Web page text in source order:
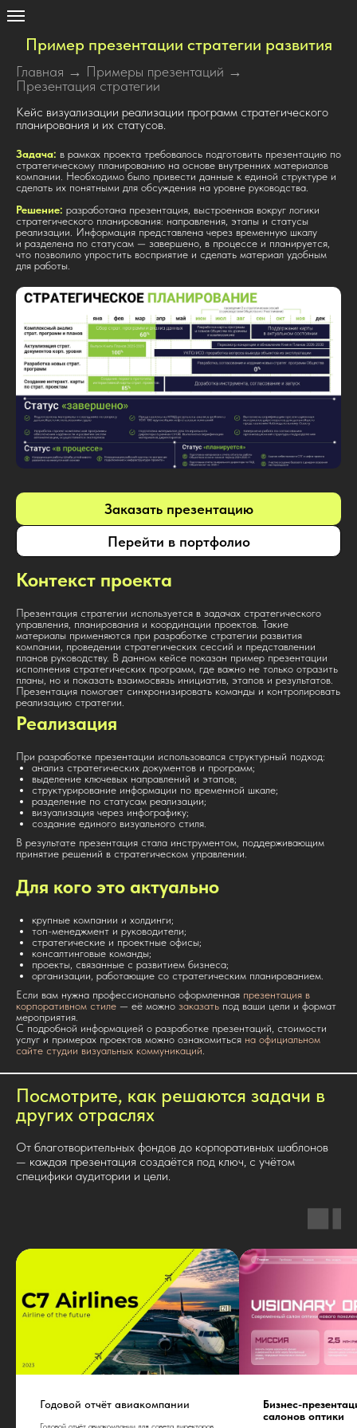
Пример презентации стратегии развития
Главная → Примеры презентаций →
Презентация стратегии
Кейс визуализации реализации программ стратегического
планирования и их статусов.
Задача: в рамках проекта требовалось подготовить презентацию по
стратегическому планированию на основе внутренних материалов
компании. Необходимо было привести данные к единой структуре и
сделать их понятными для обсуждения на уровне руководства.
Решение: разработана презентация, выстроенная вокруг логики
стратегического планирования: направления, этапы и статусы
реализации. Информация представлена через временную шкалу
и разделена по статусам — завершено, в процессе и планируется,
что позволило упростить восприятие и сделать материал удобным
для работы.
Заказать презентацию
Перейти в портфолио
Контекст проекта
Презентация стратегии используется в задачах стратегического
управления, планирования и координации проектов. Такие
материалы применяются при разработке стратегии развития
компании, проведении стратегических сессий и представлении
планов руководству. В данном кейсе показан пример презентации
исполнения стратегических программ, где важно не только отразить
планы, но и показать взаимосвязь инициатив, этапов и результатов.
Презентация помогает синхронизировать команды и контролировать
реализацию стратегии.
Реализация
При разработке презентации использовался структурный подход:
анализ стратегических документов и программ;
выделение ключевых направлений и этапов;
структурирование информации по временной шкале;
разделение по статусам реализации;
визуализация через инфографику;
создание единого визуального стиля.
В результате презентация стала инструментом, поддерживающим
принятие решений в стратегическом управлении.
Для кого это актуально
крупные компании и холдинги;
топ-менеджмент и руководители;
стратегические и проектные офисы;
консалтинговые команды;
проекты, связанные с развитием бизнеса;
организации, работающие со стратегическим планированием.
Если вам нужна профессионально оформленная презентация в
корпоративном стиле — её можно заказать под ваши цели и формат
мероприятия.
С подробной информацией о разработке презентаций, стоимости
услуг и примерах проектов можно ознакомиться на официальном
сайте студии визуальных коммуникаций.
Посмотрите, как решаются задачи в
других отраслях
От благотворительных фондов до корпоративных шаблонов
— каждая презентация создаётся под ключ, с учётом
специфики аудитории и цели.
Годовой отчёт авиакомпании
Годовой отчёт авиакомпании для совета директоров
Бизнес-
салонов оптики